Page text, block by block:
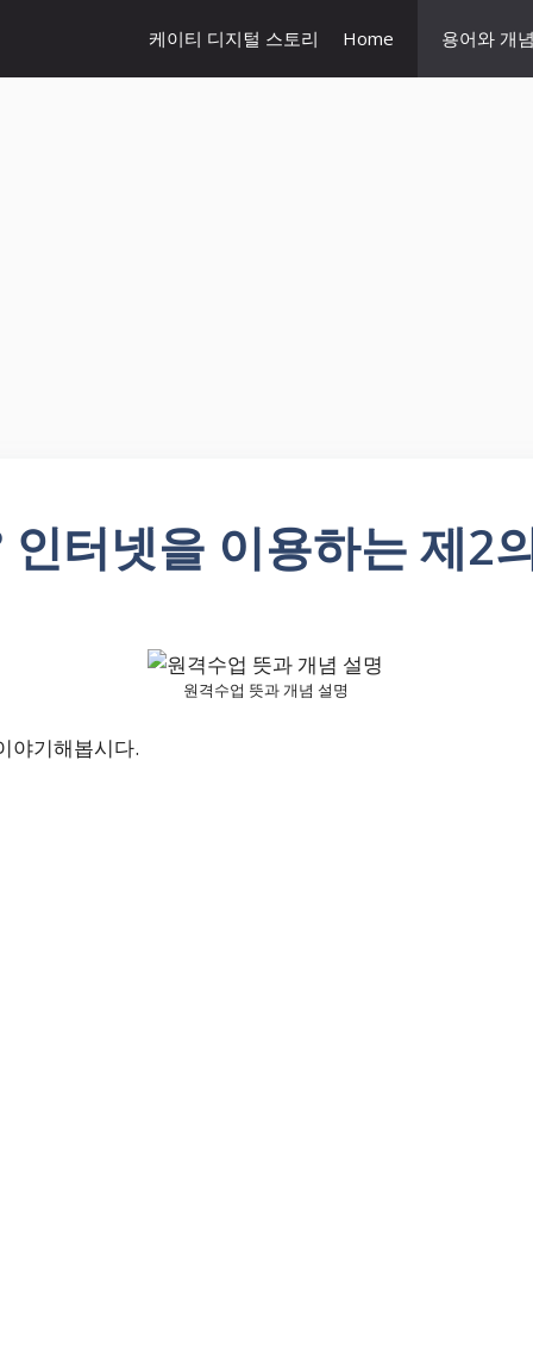
케이티 디지털 스토리 Home 용어와 개
인터넷을 이용하는 제2
원격수업 뜻과 개념 설명
야기해봅시다.